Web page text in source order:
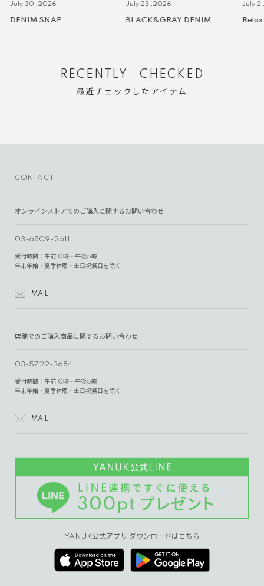
July 30 ,2026
DENIM SNAP
July 23 ,2026
BLACK&GRAY DENIM
July 2
Relax
RECENTLY CHECKED
最近チェックしたアイテム
CONTACT
オンラインストアでのご購入に関するお問い合わせ
03-6809-2611
受付時間：午前10時～午後5時
年末年始・夏季休暇・土日祝祭日を除く
MAIL
店舗でのご購入商品に関するお問い合わせ
03-5722-3684
受付時間：午前10時～午後5時
年末年始・夏季休暇・土日祝祭日を除く
MAIL
YANUK公式アプリ ダウンロードはこちら